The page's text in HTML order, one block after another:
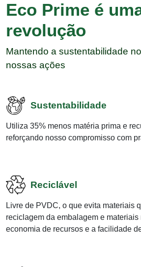
Eco Prime é
revolução
Mantendo a sustentabilidade
nossas ações
Sustentabilidade
Utiliza 35% menos matéria prima e
reforçando nosso compromisso com
Reciclável
Livre de PVDC, o que evita materiais
reciclagem da embalagem e
economia de recursos e a facilidade